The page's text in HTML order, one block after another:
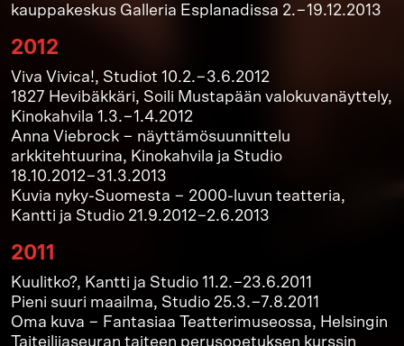
kauppakeskus Galleria Esplanadissa 2.−19.12.2013
2012
Viva Vivica!, Studiot 10.2.−3.6.2012
1827 Hevibäkkäri, Soili Mustapään valokuvanäyttely,
Kinokahvila 1.3.−1.4.2012
Anna Viebrock − näyttämösuunnittelu
arkkitehtuurina, Kinokahvila ja Studio
18.10.2012−31.3.2013
Kuvia nyky-Suomesta − 2000-luvun teatteria,
Kantti ja Studio 21.9.2012−2.6.2013
2011
Kuulitko?, Kantti ja Studio 11.2.−23.6.2011
Pieni suuri maailma, Studio 25.3.−7.8.2011
Oma kuva − Fantasiaa Teatterimuseossa, Helsingin
Taiteilijaseuran taiteen perusopetuksen kurssin